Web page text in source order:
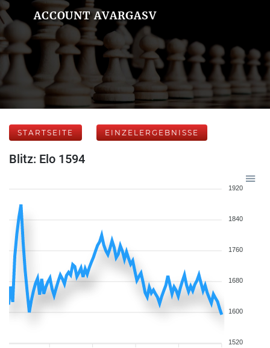
ACCOUNT AVARGASV
STARTSEITE EINZELERGEBNISSE
Blitz: Elo 1594
1920
1840
1760
1680
1600
1520